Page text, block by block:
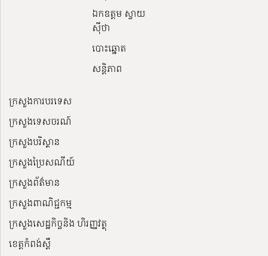
ឯកឧត្តម ស្វាយ
ស៊ីថា
បោះឆ្នោត
សន្តិភាព
ក្រសួងការបរទេស
ក្រសួងទេសចរណ៍
ក្រសួងបរិស្ថាន
ក្រសួងប្រៃសណីយ៍
ក្រសួងព័ត៌មាន
ក្រសួងពាណិជ្ជកម្ម
ក្រសួងសេដ្ឋកិច្ចនិង ហិរញ្ញវត្ថុ
ខេត្តកំពង់ស្ពឺ